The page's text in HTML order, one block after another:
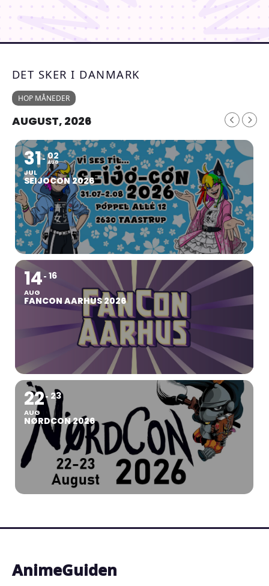
DET SKER I DANMARK
HOP MÅNEDER
AUGUST, 2026
31
JUL
02
AUG
SEIJOCON 2026
14
AUG
16
FANCON AARHUS 2026
22
AUG
23
NØRDCON 2026
AnimeGuiden